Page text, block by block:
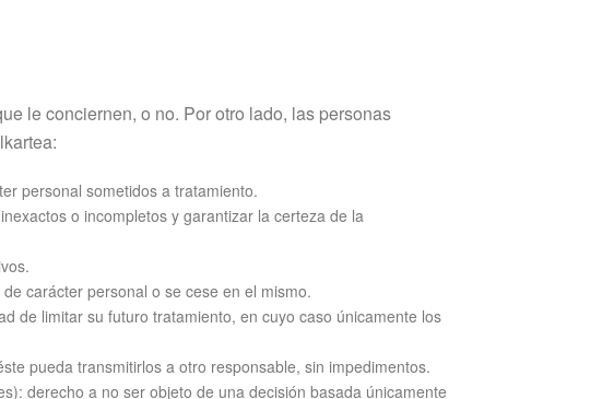
le conciernen, o no. Por otro lado, las personas
personal sometidos a tratamiento.
o incompletos y garantizar la certeza de la
carácter personal o se cese en el mismo.
de limitar su futuro tratamiento, en cuyo caso únicamente los
pueda transmitirlos a otro responsable, sin impedimentos.
derecho a no ser objeto de una decisión basada únicamente